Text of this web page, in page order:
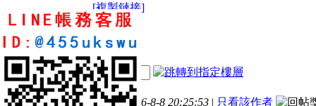
[複製鏈接]
shoo5015
1
主題
1
帖子積分
電梯直達
樓主
發表於 2016-8-8 20:25:53 | 只看該作者